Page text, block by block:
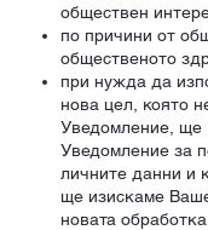
обществен
по причини от
общественото
при нужда да
нова цел, която
Уведомление, ще
Уведомление за
личните данни и
ще изискаме
новата обработка.